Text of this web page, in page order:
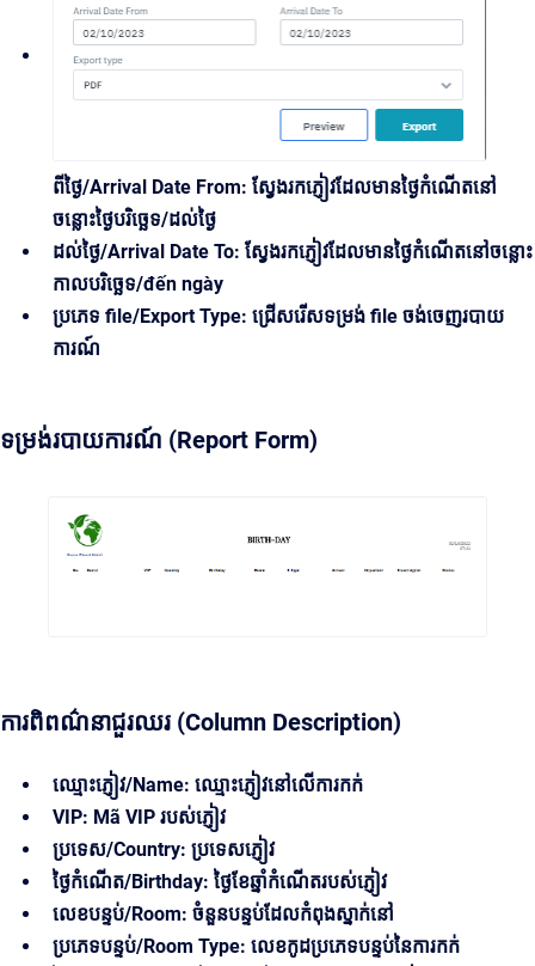
ពីថ្ងៃ/Arrival Date From: ស្វែងរកភ្ញៀវដែលមានថ្ងៃកំណើតនៅ
ចន្លោះថ្ងៃបរិច្ឆេទ/ដល់ថ្ងៃ
ដល់ថ្ងៃ/Arrival Date To: ស្វែងរកភ្ញៀវដែលមានថ្ងៃកំណើតនៅចន្លោះ
កាលបរិច្ឆេទ/đến ngày
ប្រភេទ file/Export Type: ជ្រើសរើសទម្រង់ file ចង់ចេញរបាយ
ការណ៍
ទម្រង់របាយការណ៍ (Report Form)
ការពិពណ៌នាជួរឈរ (Column Description)
ឈ្មោះភ្ញៀវ/Name: ឈ្មោះភ្ញៀវនៅលើការកក់
VIP: Mã VIP របស់ភ្ញៀវ
ប្រទេស/Country: ប្រទេសភ្ញៀវ
ថ្ងៃកំណើត/Birthday: ថ្ងៃខែឆ្នាំកំណើតរបស់ភ្ញៀវ
លេខ​បន្ទប់/Room: ចំនួនបន្ទប់ដែលកំពុងស្នាក់នៅ
ប្រភេទបន្ទប់/Room Type: លេខកូដប្រភេទបន្ទប់នៃការកក់